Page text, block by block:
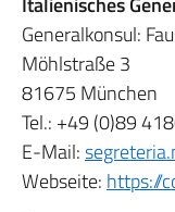
Generalkonsul:
Möhlstraße 3
81675 München
Tel.: +49 (0)89
E-Mail:
Webseite: https://